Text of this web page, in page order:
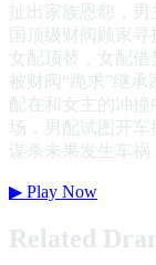
扯出家族恩怨，
国顶级财阀顾家
女配顶替，女配
被财阀“跪求”继
配在和女主的冲
场，男配试图开车
谋杀未果发生车祸
▶ Play Now
Related